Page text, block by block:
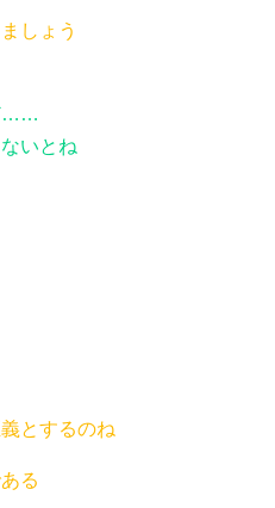
しょう
……
いとね
とするのね
る